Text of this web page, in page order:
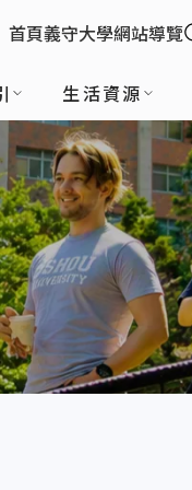
:::
首頁義守大學網站導覽
生活資源